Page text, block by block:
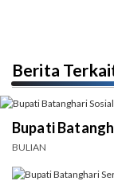
Berita
Bupati
BULIAN